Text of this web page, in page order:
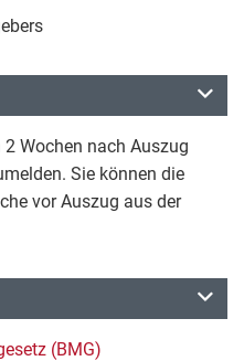
Wochen nach Auszug
Sie können die
vor Auszug aus der
(BMG)